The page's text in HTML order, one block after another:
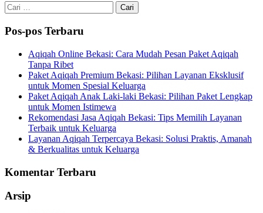
Cari
untuk:
Pos-pos Terbaru
Aqiqah Online Bekasi: Cara Mudah Pesan Paket Aqiqah
Tanpa Ribet
Paket Aqiqah Premium Bekasi: Pilihan Layanan Eksklusif
untuk Momen Spesial Keluarga
Paket Aqiqah Anak Laki-laki Bekasi: Pilihan Paket Lengkap
untuk Momen Istimewa
Rekomendasi Jasa Aqiqah Bekasi: Tips Memilih Layanan
Terbaik untuk Keluarga
Layanan Aqiqah Terpercaya Bekasi: Solusi Praktis, Amanah
& Berkualitas untuk Keluarga
Komentar Terbaru
Arsip